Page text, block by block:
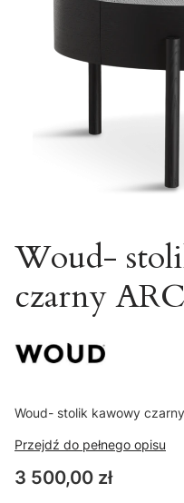
Woud-
czarny
Woud- stolik kawowy
Przejdź do pełnego opisu
Cena
3 500,00 zł